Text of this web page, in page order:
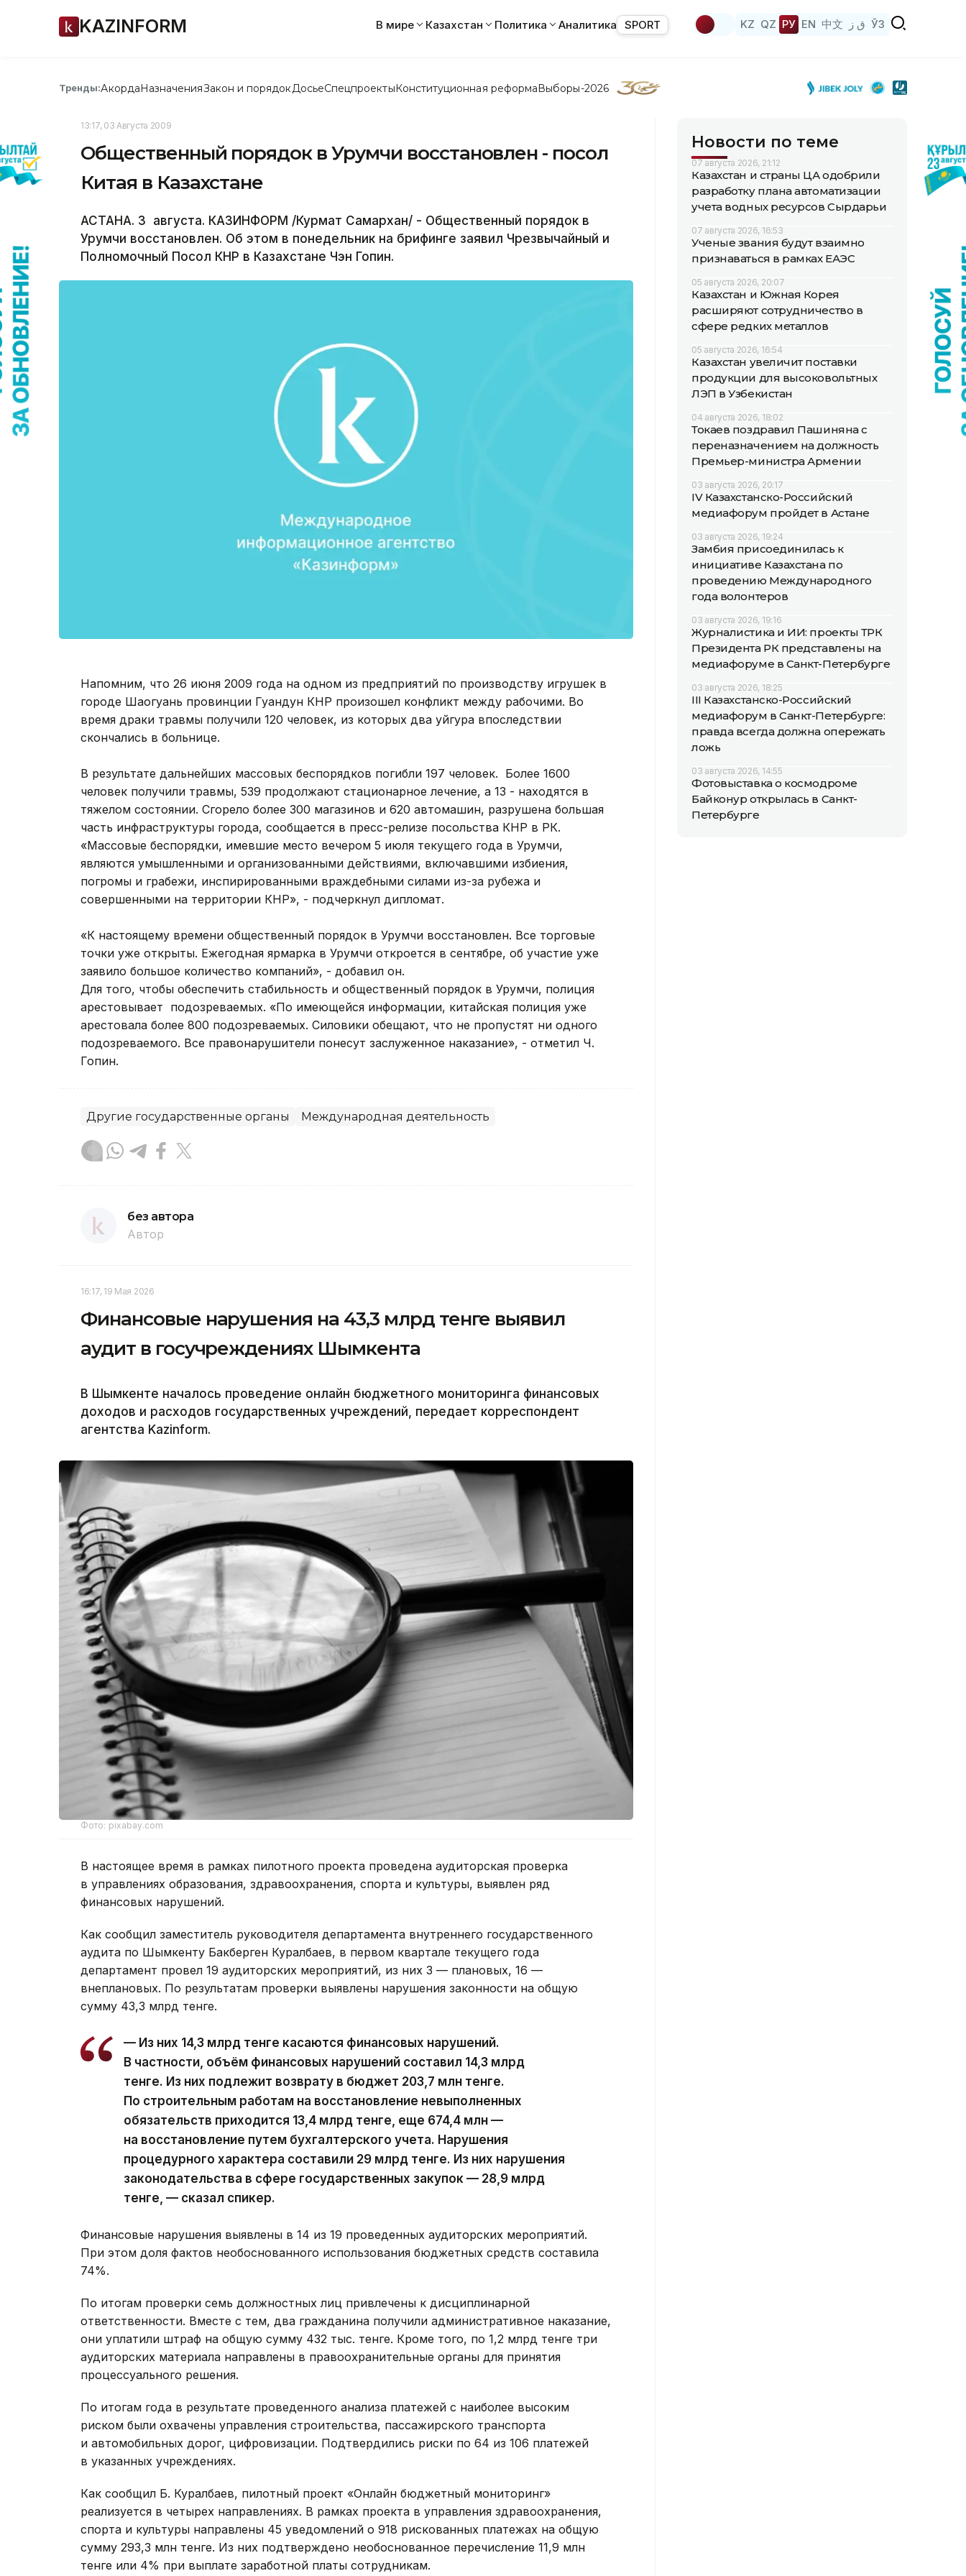
KAZINFORM В мире Казахстан Политика Аналитика SPORT KZ QZ РУ EN 中文 ق ز ЎЗ
Тренды:АкордаНазначенияЗакон и порядок ДосьеСпецпроектыКонституционная реформаВыборы-2026
13:17, 03 Августа 2009
Общественный порядок в Урумчи восстановлен - посол
Китая в Казахстане
АСТАНА. 3 августа. КАЗИНФОРМ /Курмат Самархан/ - Общественный порядок в
Урумчи восстановлен. Об этом в понедельник на брифинге заявил Чрезвычайный и
Полномочный Посол КНР в Казахстане Чэн Гопин.
Напомним, что 26 июня 2009 года на одном из предприятий по производству игрушек в
городе Шаогуань провинции Гуандун КНР произошел конфликт между рабочими. Во
время драки травмы получили 120 человек, из которых два уйгура впоследствии
скончались в больнице.
В результате дальнейших массовых беспорядков погибли 197 человек. Более 1600
человек получили травмы, 539 продолжают стационарное лечение, а 13 - находятся в
тяжелом состоянии. Сгорело более 300 магазинов и 620 автомашин, разрушена большая
часть инфраструктуры города, сообщается в пресс-релизе посольства КНР в РК.
«Массовые беспорядки, имевшие место вечером 5 июля текущего года в Урумчи,
являются умышленными и организованными действиями, включавшими избиения,
погромы и грабежи, инспирированными враждебными силами из-за рубежа и
совершенными на территории КНР», - подчеркнул дипломат.
«К настоящему времени общественный порядок в Урумчи восстановлен. Все торговые
точки уже открыты. Ежегодная ярмарка в Урумчи откроется в сентябре, об участие уже
заявило большое количество компаний», - добавил он.
Для того, чтобы обеспечить стабильность и общественный порядок в Урумчи, полиция
арестовывает подозреваемых. «По имеющейся информации, китайская полиция уже
арестовала более 800 подозреваемых. Силовики обещают, что не пропустят ни одного
подозреваемого. Все правонарушители понесут заслуженное наказание», - отметил Ч.
Гопин.
Другие государственные органы Международная деятельность
без автора
Автор
16:17, 19 Мая 2026
Финансовые нарушения на 43,3 млрд тенге выявил
аудит в госучреждениях Шымкента
В Шымкенте началось проведение онлайн бюджетного мониторинга финансовых
доходов и расходов государственных учреждений, передает корреспондент
агентства Kazinform.
Фото: pixabay.com
В настоящее время в рамках пилотного проекта проведена аудиторская проверка
в управлениях образования, здравоохранения, спорта и культуры, выявлен ряд
финансовых нарушений.
Как сообщил заместитель руководителя департамента внутреннего государственного
аудита по Шымкенту Бакберген Куралбаев, в первом квартале текущего года
департамент провел 19 аудиторских мероприятий, из них 3 — плановых, 16 —
внеплановых. По результатам проверки выявлены нарушения законности на общую
сумму 43,3 млрд тенге.
— Из них 14,3 млрд тенге касаются финансовых нарушений.
В частности, объём финансовых нарушений составил 14,3 млрд
тенге. Из них подлежит возврату в бюджет 203,7 млн тенге.
По строительным работам на восстановление невыполненных
обязательств приходится 13,4 млрд тенге, еще 674,4 млн —
на восстановление путем бухгалтерского учета. Нарушения
процедурного характера составили 29 млрд тенге. Из них нарушения
законодательства в сфере государственных закупок — 28,9 млрд
тенге, — сказал спикер.
Финансовые нарушения выявлены в 14 из 19 проведенных аудиторских мероприятий.
При этом доля фактов необоснованного использования бюджетных средств составила
74%.
По итогам проверки семь должностных лиц привлечены к дисциплинарной
ответственности. Вместе с тем, два гражданина получили административное наказание,
они уплатили штраф на общую сумму 432 тыс. тенге. Кроме того, по 1,2 млрд тенге три
аудиторских материала направлены в правоохранительные органы для принятия
процессуального решения.
По итогам года в результате проведенного анализа платежей с наиболее высоким
риском были охвачены управления строительства, пассажирского транспорта
и автомобильных дорог, цифровизации. Подтвердились риски по 64 из 106 платежей
в указанных учреждениях.
Как сообщил Б. Куралбаев, пилотный проект «Онлайн бюджетный мониторинг»
реализуется в четырех направлениях. В рамках проекта в управления здравоохранения,
спорта и культуры направлены 45 уведомлений о 918 рискованных платежах на общую
сумму 293,3 млн тенге. Из них подтверждено необоснованное перечисление 11,9 млн
тенге или 4% при выплате заработной платы сотрудникам.
Новости по теме
07 августа 2026, 21:12
Казахстан и страны ЦА одобрили
разработку плана автоматизации
учета водных ресурсов Сырдарьи
07 августа 2026, 16:53
Ученые звания будут взаимно
признаваться в рамках ЕАЭС
05 августа 2026, 20:07
Казахстан и Южная Корея
расширяют сотрудничество в
сфере редких металлов
05 августа 2026, 16:54
Казахстан увеличит поставки
продукции для высоковольтных
ЛЭП в Узбекистан
04 августа 2026, 18:02
Токаев поздравил Пашиняна с
переназначением на должность
Премьер-министра Армении
03 августа 2026, 20:17
IV Казахстанско-Российский
медиафорум пройдет в Астане
03 августа 2026, 19:24
Замбия присоединилась к
инициативе Казахстана по
проведению Международного
года волонтеров
03 августа 2026, 19:16
Журналистика и ИИ: проекты ТРК
Президента РК представлены на
медиафоруме в Санкт-Петербурге
03 августа 2026, 18:25
III Казахстанско-Российский
медиафорум в Санкт-Петербурге:
правда всегда должна опережать
ложь
03 августа 2026, 14:55
Фотовыставка о космодроме
Байконур открылась в Санкт-
Петербурге